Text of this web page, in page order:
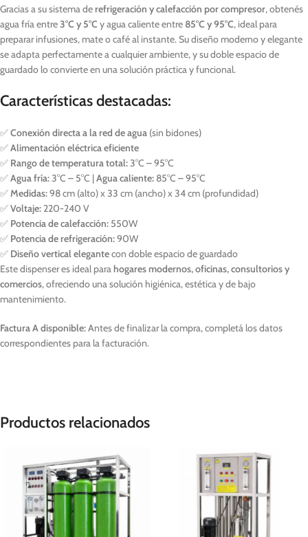
Gracias a su sistema derefrigeración y calefacción por compresor, obtenés
agua fría entre3°C y 5°C y agua caliente entre 85°C y 95°C, ideal para
preparar infusiones, mate o café al instante. Su diseño moderno y elegante
se adapta perfectamente a cualquier ambiente, y su doble espacio de
guardado lo convierte en una solución práctica y funcional.
Características destacadas:
✅Conexión directa a la red de agua (sin bidones)
✅Alimentación eléctrica eficiente
✅ Rango de temperatura total:3°C – 95°C
✅Agua fría:3°C – 5°C | Agua caliente: 85°C – 95°C
✅Medidas:98 cm (alto) x 33 cm (ancho) x 34 cm (profundidad)
✅Voltaje: 220-240 V
✅ Potencia de calefacción: 550W
✅ Potencia de refrigeración:90W
✅ Diseño vertical elegantecon doble espacio de guardado
Este dispenser es ideal para hogares modernos, oficinas, consultorios y
comercios, ofreciendo una solución higiénica, estética y de bajo
mantenimiento.
Factura A disponible:Antes de finalizar la compra, completá los datos
correspondientes para la facturación.
Productos relacionados